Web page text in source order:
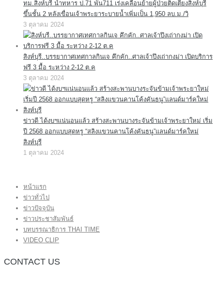
ทม.สิงห์บุรี นำทหาร ป.71 พัน711 เร่งเคลื่อนย้ายผู้ป่วยติดเตียงสิงห์บุรี
ขึ้นชั้น 2 หลังเขื่อนเจ้าพระยาระบายน้ำเพิ่มเป็น 1,950 ลบ.ม./วิ
3 ตุลาคม 2024
สิงห์บุรี..บรรยากาศเทศกาลกินเจ คึกคัก..ศาลเจ้าปึงเถ่ากงม่า เปิดบริการ
ฟรี 3 มื้อ ระหว่าง 2-12 ต.ค
3 ตุลาคม 2024
ข่าวดี ได้งบฯแน่นอนแล้ว สร้างสะพานบางระจันข้ามเจ้าพระยาใหม่ เริ่ม
ปี 2568 ออกแบบสุดหรู “สลิงแขวนคานโค้งคันธนู”แลนด์มาร์คใหม่
สิงห์บุรี
1 ตุลาคม 2024
หน้าแรก
ข่าวทั่วไป
ข่าวปัจจุบัน
ข่าวประชาสัมพันธ์
บทบรรณาธิการ THAI TIME
VIDEO CLIP
CONTACT US